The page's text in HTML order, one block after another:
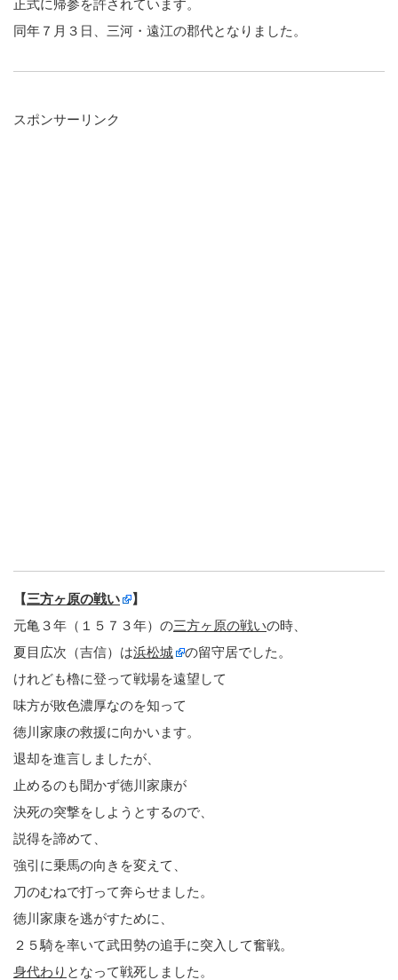
正式に帰参を許されています。
同年７月３日、三河・遠江の郡代となりました。
スポンサーリンク
【三方ヶ原の戦い
】
元亀３年（１５７３年）の三方ヶ原の戦いの時、
夏目広次（吉信）は浜松城
の留守居でした。
けれども櫓に登って戦場を遠望して
味方が敗色濃厚なのを知って
徳川家康の救援に向かいます。
退却を進言しましたが、
止めるのも聞かず徳川家康が
決死の突撃をしようとするので、
説得を諦めて、
強引に乗馬の向きを変えて、
刀のむねで打って奔らせました。
徳川家康を逃がすために、
２５騎を率いて武田勢の追手に突入して奮戦。
身代わり となって戦死しました。